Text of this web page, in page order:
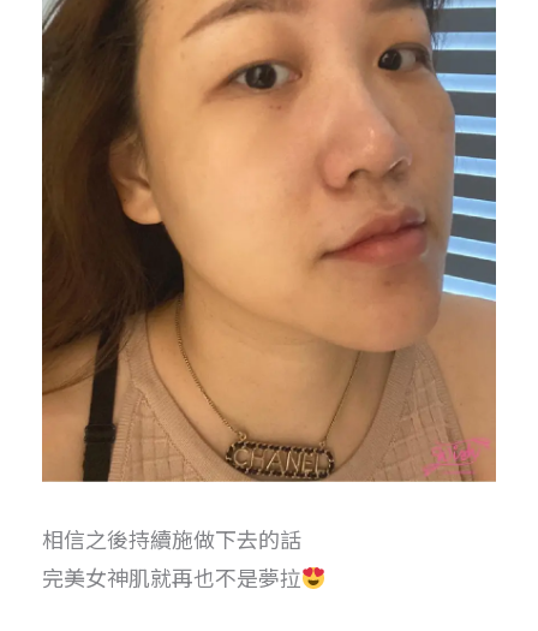
相信之後持續施做下去的話
完美女神肌就再也不是夢拉